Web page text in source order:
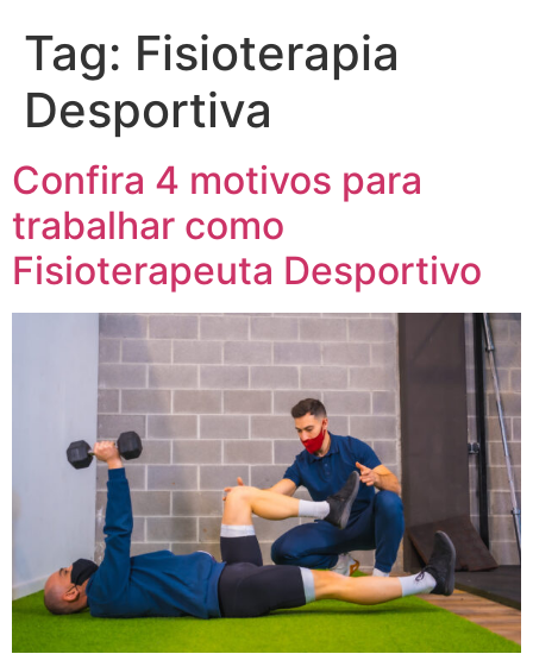
Tag: Fisioterapia
Desportiva
Confira 4 motivos para
trabalhar como
Fisioterapeuta Desportivo